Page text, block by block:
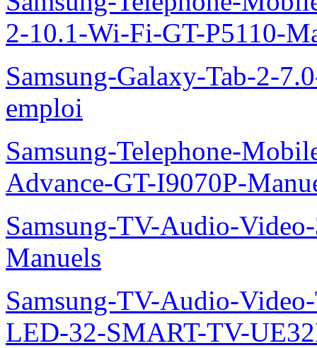
2-10.1-Wi-Fi-GT-P5110-
Samsung-Galaxy-Tab-2-
emploi
Samsung-Telephone-
Advance-GT-I9070P-
Samsung-TV-Audio-
Manuels
Samsung-TV-Audio-
LED-32-SMART-TV-